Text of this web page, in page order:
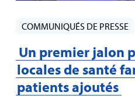
COMMUNIQUÉS DE PRESSE
Un premier jalon
locales de santé
patients ajoutés